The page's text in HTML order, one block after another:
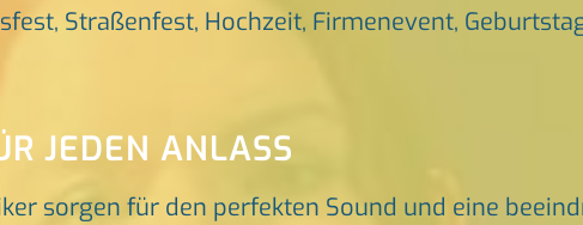
Straßenfest, Hochzeit, Firmenevent,
JEDEN ANLASS
sorgen für den perfekten Sound und eine